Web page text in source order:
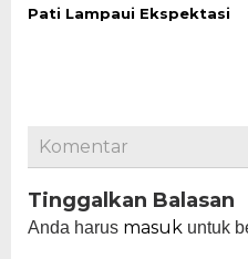
Pati Lampaui Ekspektasi
Komentar
Tinggalkan Balasan
Anda harus masuk untuk